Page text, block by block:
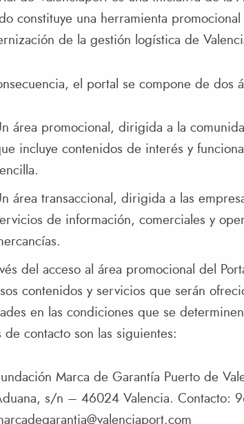
constituye una herramienta
de la gestión logística de
el portal se compone de dos
área promocional, dirigida a la
incluye contenidos de interés y
área transaccional, dirigida a las
de información, comerciales y
del acceso al área promocional del
contenidos y servicios que serán
en las condiciones que se
de contacto son las siguientes:
Marca de Garantía Puerto de
s/n – 46024 Valencia. Contacto: